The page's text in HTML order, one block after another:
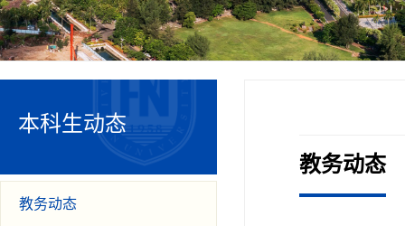
本科生动态
教务动态
教务动态